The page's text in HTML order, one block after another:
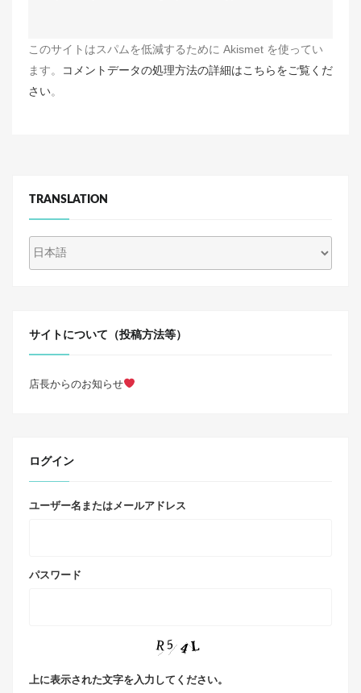
このサイトはスパムを低減するために Akismet を使ってい
ます。
コメントデータの処理方法の詳細はこちらをご覧くだ
さい。
TRANSLATION
サイトについて（投稿方法等）
店長からのお知らせ
ログイン
ユーザー名またはメールアドレス
パスワード
上に表示された文字を入力してください。